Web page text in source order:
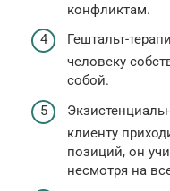
конфликтам.
Гештальт-
человеку
собой.
клиенту
позиций, он
несмотря на